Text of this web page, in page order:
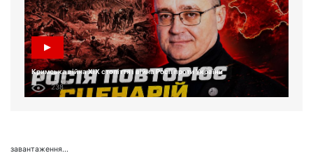
Кримська війна XIX століття і війна Росії проти України
238
завантаження...